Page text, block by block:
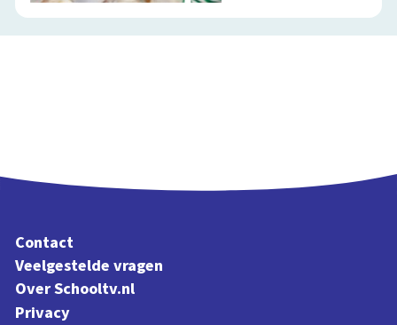
Contact
Veelgestelde vragen
Over Schooltv.nl
Privacy